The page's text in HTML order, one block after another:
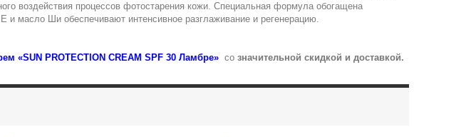
воздействия процессов фотостарения кожи. Специальная формула обогащена
масло Ши обеспечивают интенсивное разглаживание и регенерацию.
«SUN PROTECTION CREAM SPF 30 Ламбре» со значительной скидкой и доставкой.